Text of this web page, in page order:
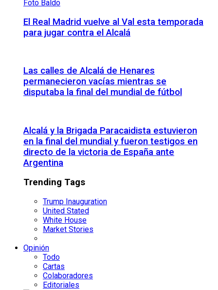
El Real Madrid vuelve al Val esta temporada
para jugar contra el Alcalá
Las calles de Alcalá de Henares
permanecieron vacías mientras se
disputaba la final del mundial de fútbol
Alcalá y la Brigada Paracaidista estuvieron
en la final del mundial y fueron testigos en
directo de la victoria de España ante
Argentina
Trending Tags
Trump Inauguration
United Stated
White House
Market Stories
Opinión
Todo
Cartas
Colaboradores
Editoriales